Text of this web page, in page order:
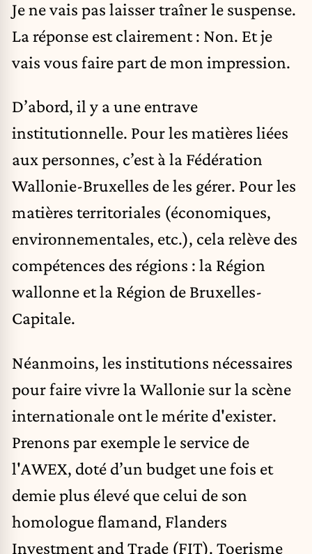
Je ne vais pas laisser traîner le suspense.
La réponse est clairement : Non. Et je
vais vous faire part de mon impression.
D’abord, il y a une entrave
institutionnelle. Pour les matières liées
aux personnes, c’est à la Fédération
Wallonie-Bruxelles de les gérer. Pour les
matières territoriales (économiques,
environnementales, etc.), cela relève des
compétences des régions : la Région
wallonne et la Région de Bruxelles-
Capitale.
Néanmoins, les institutions nécessaires
pour faire vivre la Wallonie sur la scène
internationale ont le mérite d'exister.
Prenons par exemple le service de
l'AWEX, doté d’un budget une fois et
demie plus élevé que celui de son
homologue flamand, Flanders
Investment and Trade (FIT). Toerisme